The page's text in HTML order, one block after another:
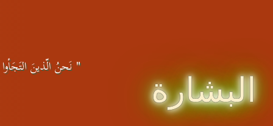
البشارة
" نَحنُ الّذينَ